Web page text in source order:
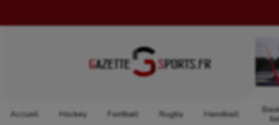
Accueil Hockey Football Rugby Handball